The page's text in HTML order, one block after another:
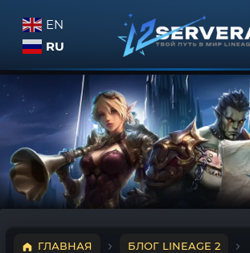
EN
RU
ГЛАВНАЯ
БЛОГ LINEAGE 2